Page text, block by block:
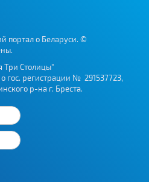
портал о Беларуси. ©
Три Столицы"
гос. регистрации № 291537723,
р-на г. Бреста.